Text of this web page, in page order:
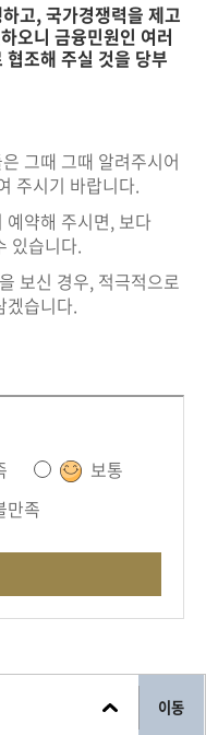
고, 국가경쟁력을 제고
오니 금융민원인 여러
조해 주실 것을 당부
그때 그때 알려주시어
주시기 바랍니다.
약해 주시면, 보다
있습니다.
보신 경우, 적극적으로
겠습니다.
보통
만족
이동